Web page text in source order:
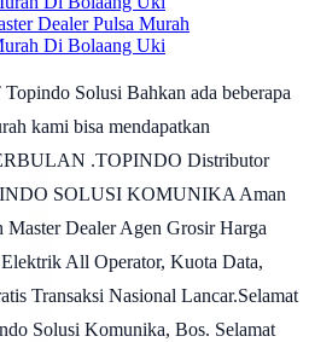
Dealer Pulsa Murah
Di Bolaang Uki
Solusi Bahkan ada beberapa
kami bisa mendapatkan
.TOPINDO Distributor
SOLUSI KOMUNIKA Aman
Master Dealer Agen Grosir Harga
All Operator, Kuota Data,
Transaksi Nasional Lancar.Selamat
Solusi Komunika, Bos. Selamat